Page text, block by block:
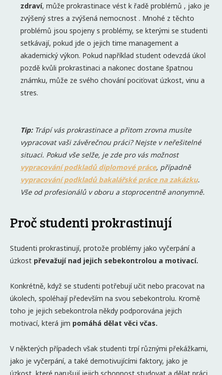
zdraví, může prokrastinace vést k řadě problémů , jako je
zvýšený stres a zvýšená nemocnost . Mnohé z těchto
problémů jsou spojeny s problémy, se kterými se studenti
setkávají, pokud jde o jejich time management a
akademický výkon. Pokud například student odevzdá úkol
pozdě kvůli prokrastinaci a nakonec dostane špatnou
známku, může ze svého chování pociťovat úzkost, vinu a
stres.
Tip: Trápí vás prokrastinace a přitom zrovna musíte
vypracovat vaši závěrečnou práci? Nejste v neřešitelné
situaci. Pokud vše selže, je zde pro vás možnost
vypracování podkladů diplomové práce, případně
vypracování podkladů bakalářské práce na zakázku.
Vše od profesionálů v oboru a stoprocentně anonymně.
Proč studenti prokrastinují
Studenti prokrastinují, protože problémy jako vyčerpání a
úzkost převažují nad jejich sebekontrolou a motivací.
Konkrétně, když se studenti potřebují učit nebo pracovat na
úkolech, spoléhají především na svou sebekontrolu. Kromě
toho je jejich sebekontrola někdy podporována jejich
motivací, která jim pomáhá dělat věci včas.
V některých případech však studenti trpí různými překážkami,
jako je vyčerpání, a také demotivujícími faktory, jako je
úzkost, které narušují jejich schopnost studovat a dělat práci